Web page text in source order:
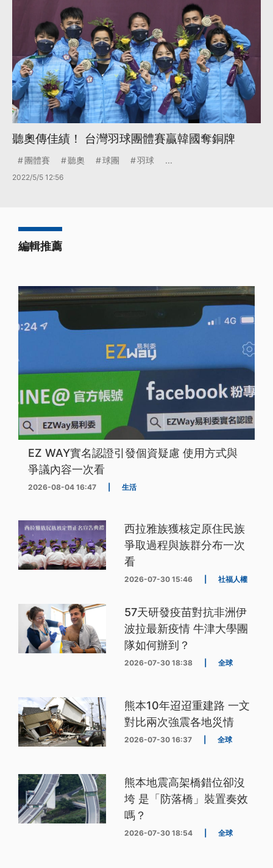
聽奧傳佳績！ 台灣羽球團體賽贏韓國奪銅牌
團體賽 聽奧 球團 羽球 ...
2022/5/5 12:56
編輯推薦
EZ WAY實名認證引發個資疑慮 使用方式與
爭議內容一次看
2026-08-04 16:47 生活
西拉雅族獲核定原住民族
爭取過程與族群分布一次
看
2026-07-30 15:46 社福人權
57天研發疫苗對抗非洲伊
波拉最新疫情 牛津大學團
隊如何辦到？
2026-07-30 18:38 全球
熊本10年迢迢重建路 一文
對比兩次強震各地災情
2026-07-30 16:37 全球
熊本地震高架橋錯位卻沒
垮 是「防落橋」裝置奏效
嗎？
2026-07-30 18:54 全球